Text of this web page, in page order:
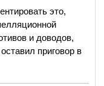
это,
и доводов,
приговор в